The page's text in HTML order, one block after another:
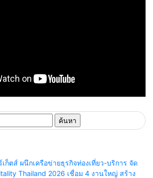
ก็ตส์ ผนึกเครือข่ายธุรกิจท่องเที่ยว-บริการ จัด
Thailand 2026 เชื่อม 4 งานใหญ่ สร้าง